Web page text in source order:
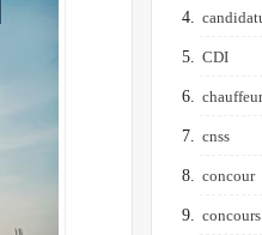
CDI
chauffeur
cnss
concour
concours